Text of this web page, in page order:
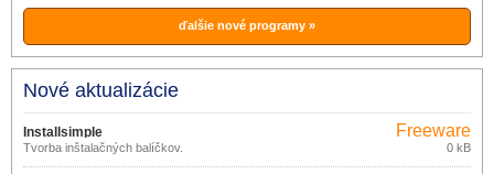
ďalšie nové programy »
Nové aktualizácie
Installsimple
Tvorba inštalačných balíčkov.
Freeware
0 kB